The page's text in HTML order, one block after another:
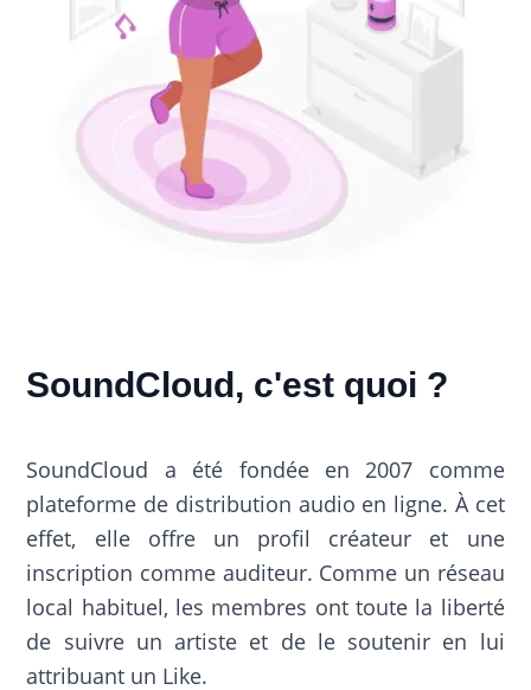
SoundCloud, c'est quoi ?
SoundCloud a été fondée en 2007 comme
plateforme de distribution audio en ligne. À cet
effet, elle offre un profil créateur et une
inscription comme auditeur. Comme un réseau
local habituel, les membres ont toute la liberté
de suivre un artiste et de le soutenir en lui
attribuant un Like.